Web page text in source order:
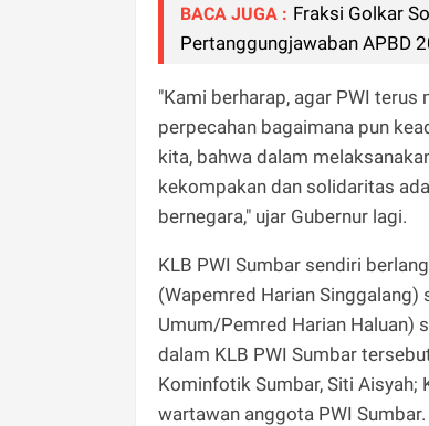
BACA JUGA : Fraksi Golkar
Pertanggungjawaban APBD
"Kami berharap, agar PWI
perpecahan bagaimana pun
kita, bahwa dalam
kekompakan dan solidaritas
bernegara," ujar Gubernur lagi.
KLB PWI Sumbar sendiri
(Wapemred Harian
Umum/Pemred Harian Haluan)
dalam KLB PWI Sumbar
Kominfotik Sumbar, Siti Aisyah;
wartawan anggota PWI Sumbar.